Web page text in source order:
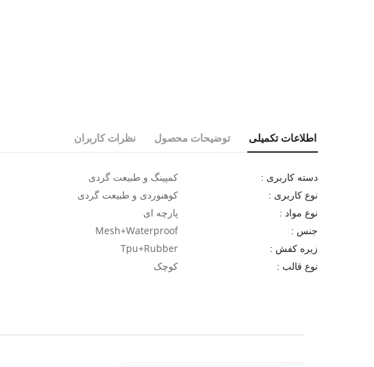
اطلاعات تکمیلی توضیحات محصول نظرات کاربران
دسته کاربری : کمپینگ و طبیعت گردی
نوع کاربری : کوهنوردی و طبیعت گردی
نوع مواد : پارچه ای
جنس : Mesh+Waterproof
زیره کفش : Tpu+Rubber
نوع قالب : کوچک